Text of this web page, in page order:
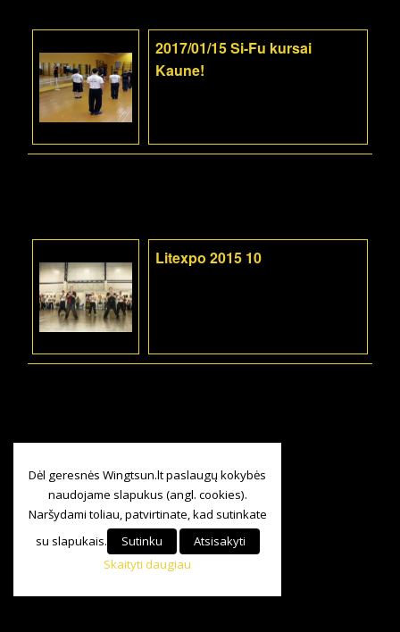
2017/01/15 Si-Fu kursai
Kaune!
Litexpo 2015 10
Dėl geresnės Wingtsun.lt paslaugų kokybės
naudojame slapukus (angl. cookies).
Naršydami toliau, patvirtinate, kad sutinkate
su slapukais.
Sutinku
Atsisakyti
Skaityti daugiau